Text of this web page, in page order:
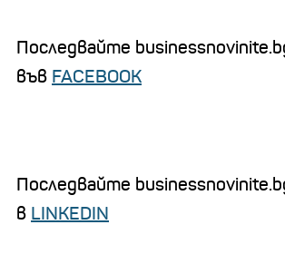
Последвайте
във FACEBOOK
Последвайте
в LINKEDIN